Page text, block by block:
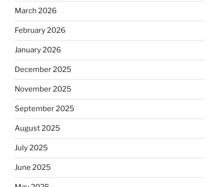
March 2026
February 2026
January 2026
December 2025
November 2025
September 2025
August 2025
July 2025
June 2025